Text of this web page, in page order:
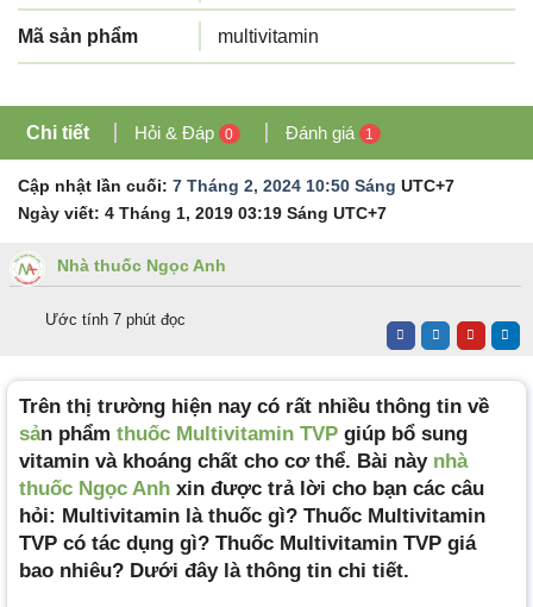
Mã sản phẩm multivitamin
Chi tiết Hỏi & Đáp 0 Đánh giá 1
Cập nhật lần cuối: 7 Tháng 2, 2024 10:50 Sáng UTC+7
Ngày viết: 4 Tháng 1, 2019 03:19 Sáng UTC+7
Nhà thuốc Ngọc Anh
Ước tính 7 phút đọc
Trên thị trường hiện nay có rất nhiều thông tin về
sản phẩm thuốc Multivitamin TVP giúp bổ sung
vitamin và khoáng chất cho cơ thể. Bài này nhà
thuốc Ngọc Anh xin được trả lời cho bạn các câu
hỏi: Multivitamin là thuốc gì? Thuốc Multivitamin
TVP có tác dụng gì? Thuốc Multivitamin TVP giá
bao nhiêu? Dưới đây là thông tin chi tiết.